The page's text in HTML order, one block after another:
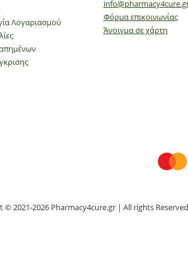
Λογαριασμού
Φόρμα επικοινωνίας
Άνοιγμα σε χάρτη
© 2021-2026 Pharmacy4cure.gr | All rights Reserved